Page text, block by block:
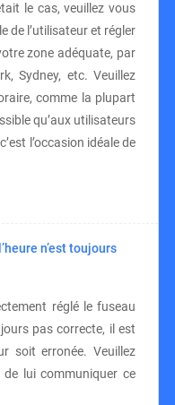
le cas, veuillez vous
de l’utilisateur et régler
zone adéquate, par
Sydney, etc. Veuillez
comme la plupart
qu’aux utilisateurs
l’occasion idéale de
n’est toujours
réglé le fuseau
pas correcte, il est
soit erronée. Veuillez
lui communiquer ce